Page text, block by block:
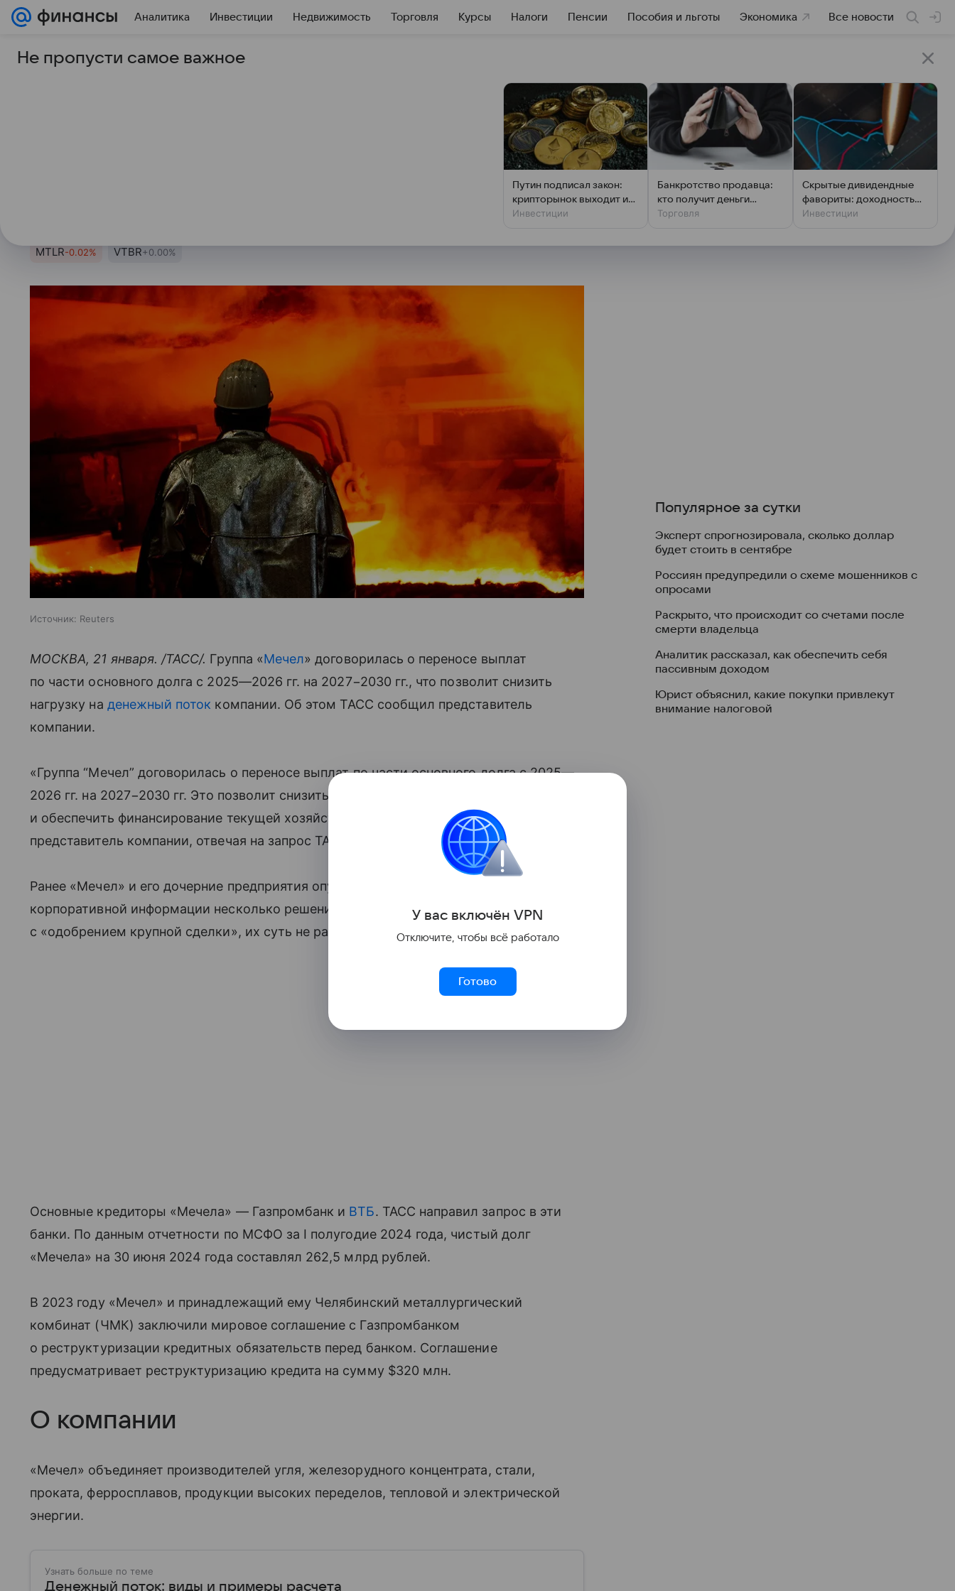
Аналитика Инвестиции Недвижимость Торговля Курсы Налоги Пенсии Пособия и льготы Экономика Все новости
21 января 2025 ТАСС
выплат по части основного долга на
Это позволит снизить нагрузку на денежный поток компании.
MTLR-0.02% VTBR+0.00%
Источник: Reuters
МОСКВА, 21 января. /ТАСС/. Группа «Мечел» договорилась о переносе выплат
по части основного долга с 2025—2026 гг. на 2027−2030 гг., что позволит снизить
нагрузку на денежный поток компании. Об этом ТАСС сообщил представитель
компании.
«Группа “Мечел” договорилась о переносе выплат по части основного долга с 2025—
2026 гг. на 2027−2030 гг. Это позволит снизить нагрузку на денежный поток группы
и обеспечить финансирование текущей хозяйственной деятельности», — сообщил
представитель компании, отвечая на запрос ТАСС.
Ранее «Мечел» и его дочерние предприятия опубликовали на сайте раскрытия
корпоративной информации несколько решений совета директоров, связанных
с «одобрением крупной сделки», их суть не раскрывается.
Основные кредиторы «Мечела» — Газпромбанк и ВТБ. ТАСС направил запрос в эти
банки. По данным отчетности по МСФО за I полугодие 2024 года, чистый долг
«Мечела» на 30 июня 2024 года составлял 262,5 млрд рублей.
В 2023 году «Мечел» и принадлежащий ему Челябинский металлургический
комбинат (ЧМК) заключили мировое соглашение с Газпромбанком
о реструктуризации кредитных обязательств перед банком. Соглашение
предусматривает реструктуризацию кредита на сумму $320 млн.
О компании
«Мечел» объединяет производителей угля, железорудного концентрата, стали,
проката, ферросплавов, продукции высоких переделов, тепловой и электрической
энергии.
Узнать больше по теме
Денежный поток: виды и примеры расчета
Популярное за сутки
Эксперт спрогнозировала, сколько доллар
будет стоить в сентябре
Россиян предупредили о схеме мошенников с
опросами
Раскрыто, что происходит со счетами после
смерти владельца
Аналитик рассказал, как обеспечить себя
пассивным доходом
Юрист объяснил, какие покупки привлекут
внимание налоговой
Не пропусти самое важное
Путин подписал закон:
крипторынок выходит из
тени
Инвестиции
Банкротство продавца:
кто получит деньги
первым
Торговля
Скрытые дивидендные
фавориты: доходность
выше ключевой ставки
Инвестиции
У вас включён VPN
Отключите, чтобы всё работало
Готово